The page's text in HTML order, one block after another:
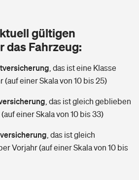
Versicherer finden
Versicherer finden
gültigen
das Fahrzeug:
das ist eine Klasse
(auf einer Skala von 10 bis 25)
das ist gleich geblieben
einer Skala von 10 bis 33)
das ist gleich
Vorjahr (auf einer Skala von 10 bis